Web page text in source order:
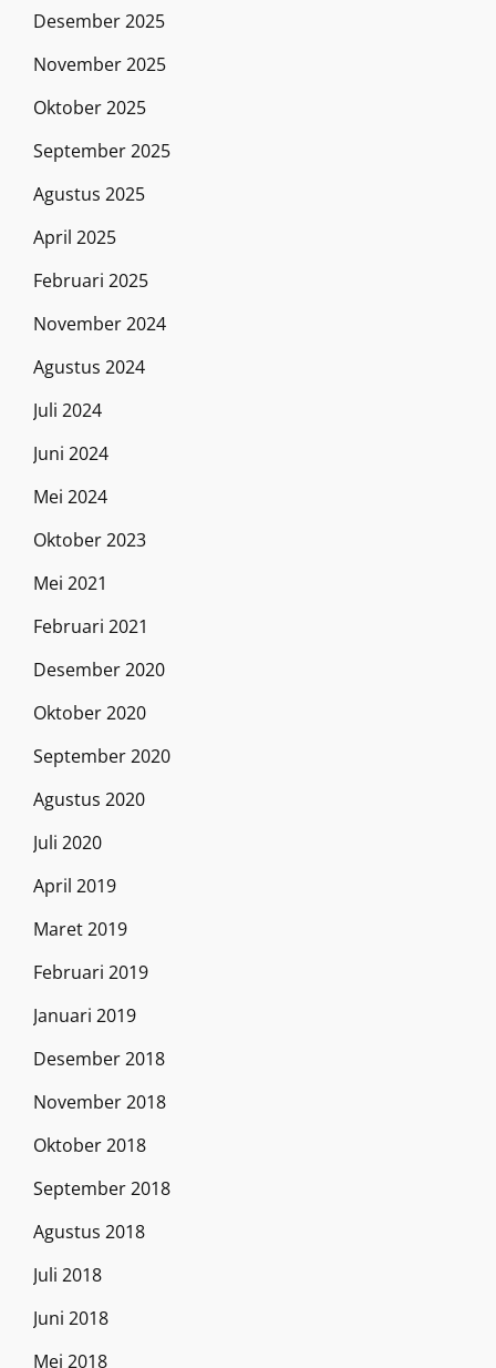
Desember 2025
November 2025
Oktober 2025
September 2025
Agustus 2025
April 2025
Februari 2025
November 2024
Agustus 2024
Juli 2024
Juni 2024
Mei 2024
Oktober 2023
Mei 2021
Februari 2021
Desember 2020
Oktober 2020
September 2020
Agustus 2020
Juli 2020
April 2019
Maret 2019
Februari 2019
Januari 2019
Desember 2018
November 2018
Oktober 2018
September 2018
Agustus 2018
Juli 2018
Juni 2018
Mei 2018